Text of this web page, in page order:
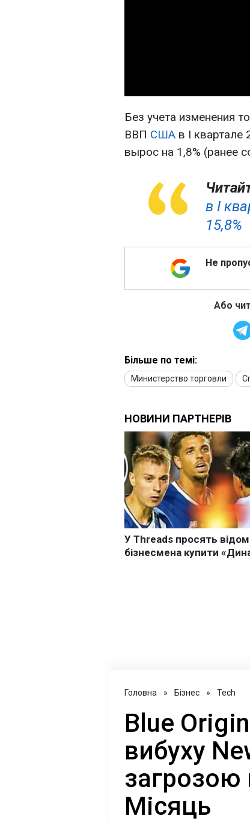
Без учета изменения
ВВП США в I квартале
вырос на 1,8% (ранее
в I
15,8%
Не
Або
Більше по темі:
Министерство торговли
Головна » Бізнес » Tech
Blue
вибуху
загрозою
Місяць